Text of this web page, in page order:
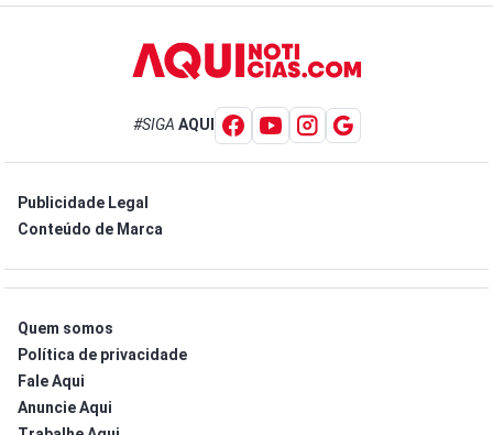
#SIGA AQUI
Publicidade Legal
Conteúdo de Marca
Quem somos
Política de privacidade
Fale Aqui
Anuncie Aqui